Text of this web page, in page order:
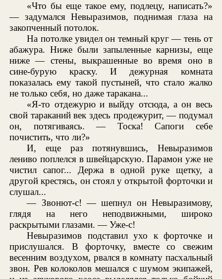
«Что бы еще такое ему, подлецу, написать?»
— задумался Невыразимов, поднимая глаза на
закопченный потолок.
На потолке увидел он темный круг — тень от
абажура. Ниже были запыленные карнизы, еще
ниже — стены, выкрашенные во время оно в
сине-бурую краску. И дежурная комната
показалась ему такой пустыней, что стало жалко
не только себя, но даже таракана...
«Я-то отдежурю и выйду отсюда, а он весь
свой тараканий век здесь продежурит, — подумал
он, потягиваясь. — Тоска! Сапоги себе
почистить, что ли?»
И, еще раз потянувшись, Невыразимов
лениво поплелся в швейцарскую. Парамон уже не
чистил сапог... Держа в одной руке щетку, а
другой крестясь, он стоял у открытой форточки и
слушал...
— Звонют-с! — шепнул он Невыразимову,
глядя на него неподвижными, широко
раскрытыми глазами. — Уже-с!
Невыразимов подставил ухо к форточке и
прислушался. В форточку, вместе со свежим
весенним воздухом, рвался в комнату пасхальный
звон. Рев колоколов мешался с шумом экипажей,